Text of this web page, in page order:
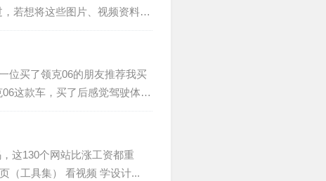
若想将这些图片、视频资料全
了防止误删文件资...
位买了领克06的朋友推荐我买
这款车，买了后感觉驾驶体验
关于领克售后服务中的“24小
这130个网站比涨工资都重
（工具集） 看视频 学设计...